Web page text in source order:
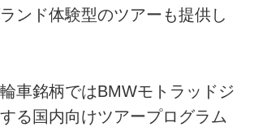
ンド体験型のツアーも提供し
車銘柄ではBMWモトラッドジ
る国内向けツアープログラム